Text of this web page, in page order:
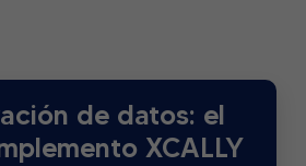
de datos: el
XCALLY